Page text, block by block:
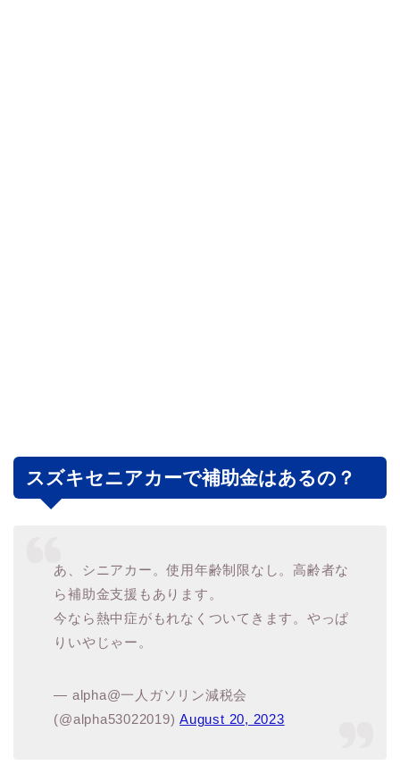
スズキセニアカーで補助金はあるの？
あ、シニアカー。使用年齢制限なし。高齢者な
ら補助金支援もあります。
今なら熱中症がもれなくついてきます。やっぱ
りいやじゃー。
— alpha@一人ガソリン減税会
(@alpha53022019)August 20, 2023